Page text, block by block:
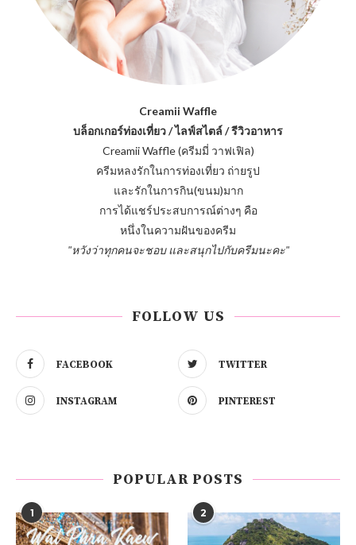
Creamii Waffle
บล็อกเกอร์ท่องเที่ยว / ไลฟ์สไตล์ / รีวิวอาหาร
Creamii Waffle (ครีมมี่ วาฟเฟิล)
ครีมหลงรักในการท่องเที่ยว ถ่ายรูป
และรักในการกิน(ขนม)มาก
การได้แชร์ประสบการณ์ต่างๆ คือ
หนึ่งในความฝันของครีม
"หวังว่าทุกคนจะชอบ และสนุกไปกับครีมนะคะ"
FOLLOW US
FACEBOOK TWITTER
INSTAGRAM PINTEREST
POPULAR POSTS
1 2